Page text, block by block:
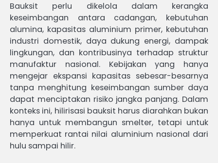
Bauksit perlu dikelola dalam kerangka
keseimbangan antara cadangan, kebutuhan
alumina, kapasitas aluminium primer, kebutuhan
industri domestik, daya dukung energi, dampak
lingkungan, dan kontribusinya terhadap struktur
manufaktur nasional. Kebijakan yang hanya
mengejar ekspansi kapasitas sebesar-besarnya
tanpa menghitung keseimbangan sumber daya
dapat menciptakan risiko jangka panjang. Dalam
konteks ini, hilirisasi bauksit harus diarahkan bukan
hanya untuk membangun smelter, tetapi untuk
memperkuat rantai nilai aluminium nasional dari
hulu sampai hilir.